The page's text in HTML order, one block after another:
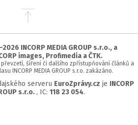
Přejít
stránky
INCORP MEDIA GROUP s.r.o., a
images, Profimedia a ČTK.
převzetí, šíření či dalšího zpřístupňování článků a
INCORP MEDIA GROUP s.r.o. zakázáno.
serveru EuroZprávy.cz je INCORP
s.r.o. , IC: 118 23 054.